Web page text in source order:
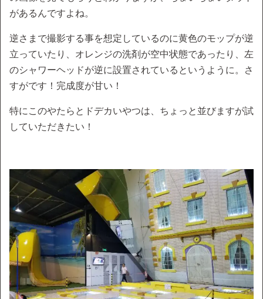
があるんですよね。
逆さまで撮影する事を想定しているのに黄色のモップが逆
立っていたり、オレンジの洗剤が空中状態であったり、左
のシャワーヘッドが逆に設置されているというように。さ
すがです！完成度が甘い！
特にこのやたらとドデカいやつは、ちょっと並びますが試
していただきたい！